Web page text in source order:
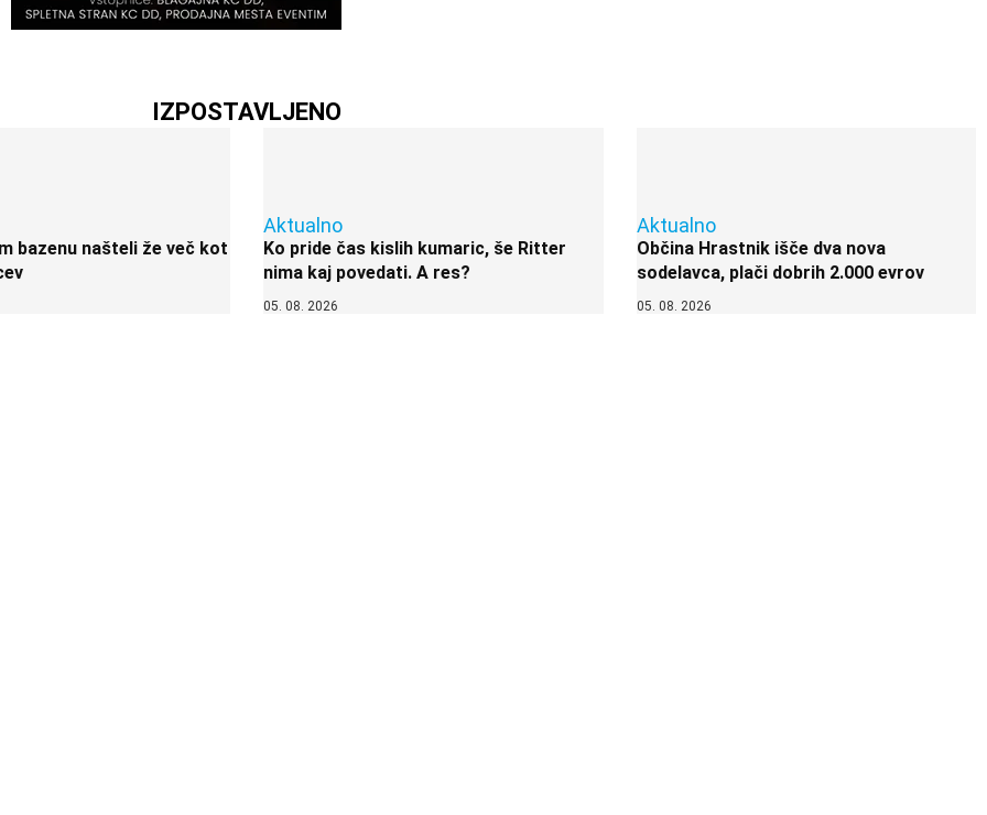
IZPOSTAVLJENO
bazenu našteli že več kot
Aktualno
Ko pride čas kislih kumaric, še Ritter
nima kaj povedati. A res?
05. 08. 2026
Aktualno
Občina Hrastnik išče dva nova
sodelavca, plači dobrih 2.000 evrov
05. 08. 2026